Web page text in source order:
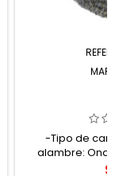
1-1/8"
-Tipo de
alambre:
carda: 6".